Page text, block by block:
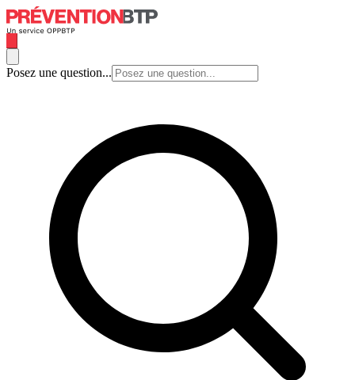
Posez une question...